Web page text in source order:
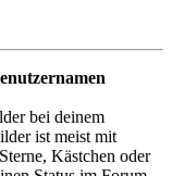
bei deinem
ist meist mit
Kästchen oder